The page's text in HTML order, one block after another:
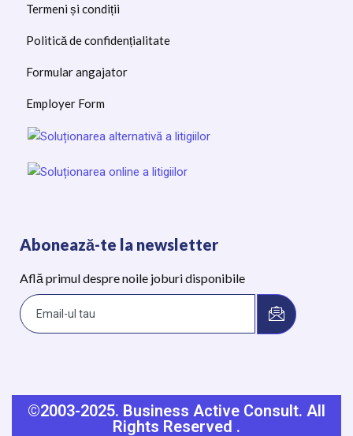
Termeni și condiții
Politică de confidențialitate
Formular angajator
Employer Form
Abonează-te la newsletter
Află primul despre noile joburi disponibile
©2003-2025. Business Active Consult. All
Rights Reserved .